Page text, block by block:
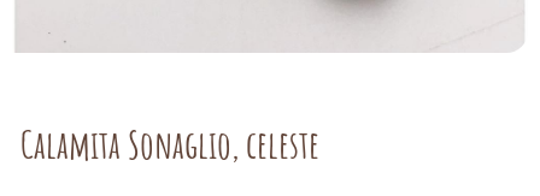
Calamita Sonaglio, celeste